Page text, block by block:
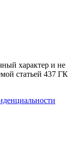
характер и не
статьей 437 ГК